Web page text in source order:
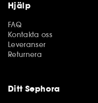
Hjälp
FAQ
Kontakta oss
Leveranser
Returnera
Ditt Sephora